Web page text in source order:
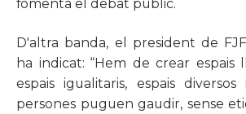
fomenta el debat públic.
D'altra banda, el president de
ha indicat: “Hem de crear espais
espais igualitaris, espais
persones puguen gaudir, sense